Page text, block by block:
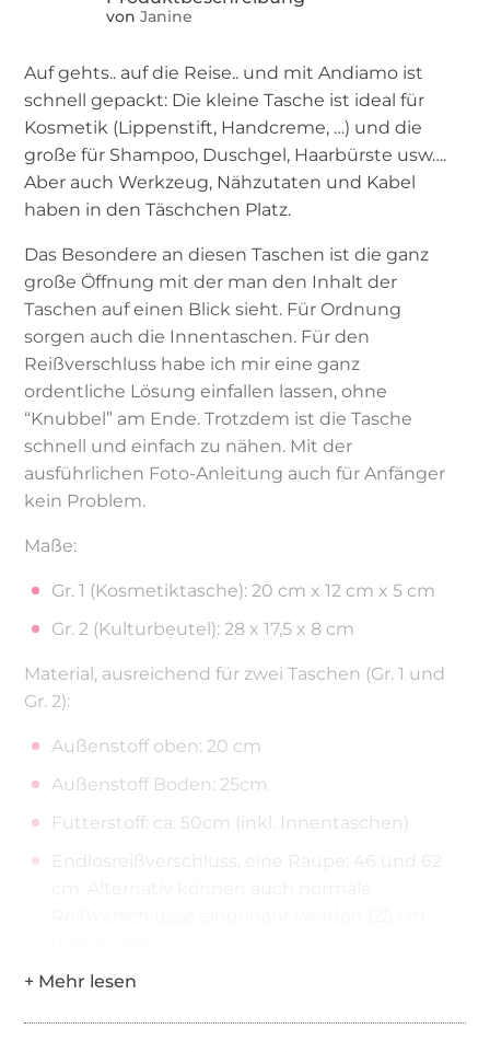
von Janine
Auf gehts.. auf die Reise.. und mit Andiamo ist
schnell gepackt: Die kleine Tasche ist ideal für
Kosmetik (Lippenstift, Handcreme, …) und die
große für Shampoo, Duschgel, Haarbürste usw….
Aber auch Werkzeug, Nähzutaten und Kabel
haben in den Täschchen Platz.
Das Besondere an diesen Taschen ist die ganz
große Öffnung mit der man den Inhalt der
Taschen auf einen Blick sieht. Für Ordnung
sorgen auch die Innentaschen. Für den
Reißverschluss habe ich mir eine ganz
ordentliche Lösung einfallen lassen, ohne
“Knubbel” am Ende. Trotzdem ist die Tasche
schnell und einfach zu nähen. Mit der
ausführlichen Foto-Anleitung auch für Anfänger
kein Problem.
Maße:
Gr. 1 (Kosmetiktasche): 20 cm x 12 cm x 5 cm
Gr. 2 (Kulturbeutel): 28 x 17,5 x 8 cm
Material, ausreichend für zwei Taschen (Gr. 1 und
Gr. 2):
Außenstoff oben: 20 cm
Außenstoff Boden: 25cm
Futterstoff: ca. 50cm (inkl. Innentaschen)
Endlosreißverschluss, eine Raupe: 46 und 62
Anfängerleicht
Alle Schnittmusterteile enthalten bereits die